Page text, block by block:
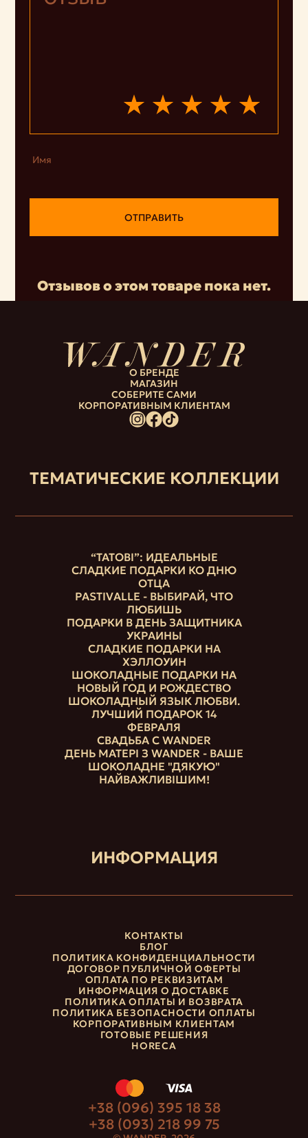
Отзывов о этом товаре пока нет.
Имя
ОТПРАВИТЬ
О БРЕНДЕ
МАГАЗИН
СОБЕРИТЕ САМИ
КОРПОРАТИВНЫМ КЛИЕНТАМ
ТЕМАТИЧЕСКИЕ КОЛЛЕКЦИИ
“ТАТОВІ”: ИДЕАЛЬНЫЕ
СЛАДКИЕ ПОДАРКИ КО ДНЮ
ОТЦА
PASTIVALLE - ВЫБИРАЙ, ЧТО
ЛЮБИШЬ
ПОДАРКИ В ДЕНЬ ЗАЩИТНИКА
УКРАИНЫ
СЛАДКИЕ ПОДАРКИ НА
ХЭЛЛОУИН
ШОКОЛАДНЫЕ ПОДАРКИ НА
НОВЫЙ ГОД И РОЖДЕСТВО
ШОКОЛАДНЫЙ ЯЗЫК ЛЮБВИ.
ЛУЧШИЙ ПОДАРОК 14
ФЕВРАЛЯ
СВАДЬБА С WANDER
ДЕНЬ МАТЕРІ З WANDER - ВАШЕ
ШОКОЛАДНЕ "ДЯКУЮ"
НАЙВАЖЛИВІШИМ!
ИНФОРМАЦИЯ
КОНТАКТЫ
БЛОГ
ПОЛИТИКА КОНФИДЕНЦИАЛЬНОСТИ
ДОГОВОР ПУБЛИЧНОЙ ОФЕРТЫ
ОПЛАТА ПО РЕКВИЗИТАМ
ИНФОРМАЦИЯ О ДОСТАВКЕ
ПОЛИТИКА ОПЛАТЫ И ВОЗВРАТА
ПОЛИТИКА БЕЗОПАСНОСТИ ОПЛАТЫ
КОРПОРАТИВНЫМ КЛИЕНТАМ
ГОТОВЫЕ РЕШЕНИЯ
HORECA
+38 (096) 395 18 38
+38 (093) 218 99 75